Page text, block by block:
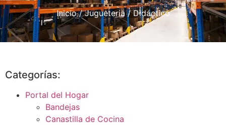
Inicio/Jugueteria/ Didáctico
Categorías:
Portal del Hogar
Bandejas
Canastilla de Cocina